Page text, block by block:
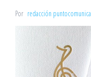
Por redacción puntocomunica